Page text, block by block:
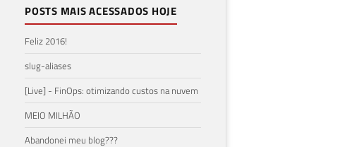
POSTS MAIS ACESSADOS HOJE
Feliz 2016!
slug-aliases
[Live] - FinOps: otimizando custos na nuvem
MEIO MILHÃO
Abandonei meu blog???